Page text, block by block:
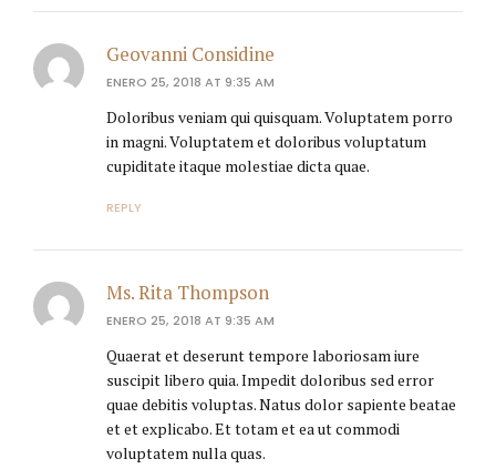
Geovanni Considine
ENERO 25, 2018 AT 9:35 AM
Doloribus veniam qui quisquam. Voluptatem porro
in magni. Voluptatem et doloribus voluptatum
cupiditate itaque molestiae dicta quae.
REPLY
Ms. Rita Thompson
ENERO 25, 2018 AT 9:35 AM
Quaerat et deserunt tempore laboriosam iure
suscipit libero quia. Impedit doloribus sed error
quae debitis voluptas. Natus dolor sapiente beatae
et et explicabo. Et totam et ea ut commodi
voluptatem nulla quas.